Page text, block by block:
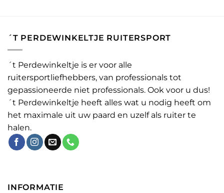
´T PERDEWINKELTJE RUITERSPORT
´t Perdewinkeltje is er voor alle
ruitersportliefhebbers, van professionals tot
gepassioneerde niet professionals. Ook voor u dus!
´t Perdewinkeltje heeft alles wat u nodig heeft om
het maximale uit uw paard en uzelf als ruiter te
halen.
INFORMATIE